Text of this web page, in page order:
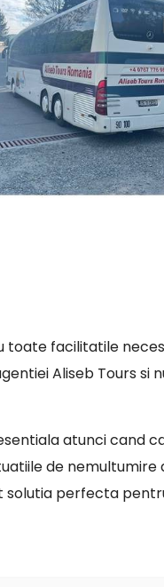
toate facilitatile
Aliseb Tours si
atunci cand
de nemultumire
solutia perfecta